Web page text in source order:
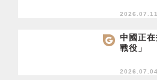
中國正
戰役」